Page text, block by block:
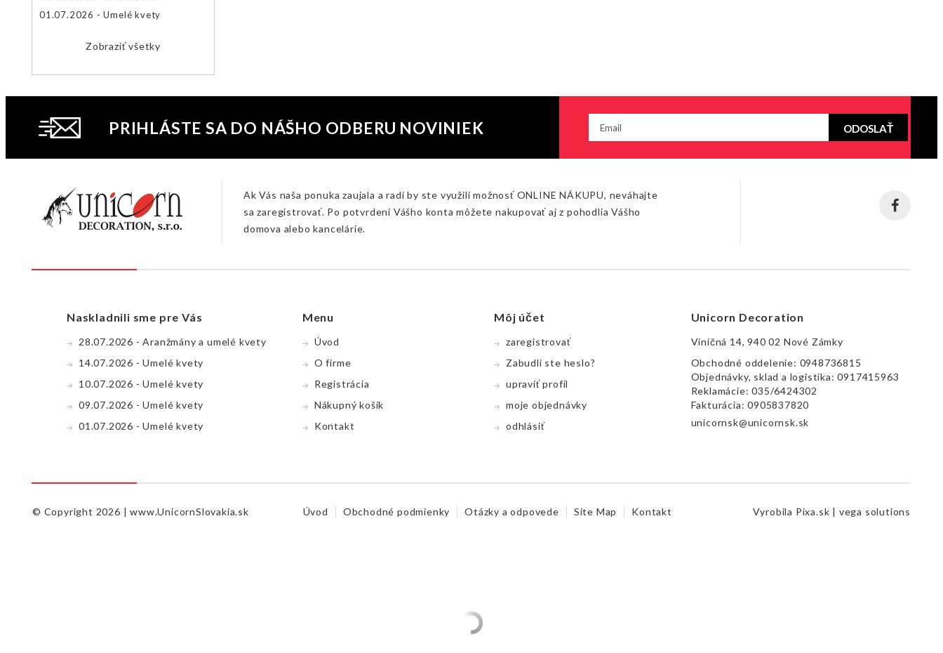
01.07.2026 - Umelé kvety
Zobraziť všetky
PRIHLÁSTE SA DO NÁŠHO ODBERU NOVINIEK ODOSLAŤ
Ak Vás naša ponuka zaujala a radi by ste využili možnosť ONLINE NÁKUPU, neváhajte
sa zaregistrovať. Po potvrdení Vášho konta môžete nakupovať aj z pohodlia Vášho
domova alebo kancelárie.
Naskladnili sme pre Vás
28.07.2026 - Aranžmány a umelé kvety
14.07.2026 - Umelé kvety
10.07.2026 - Umelé kvety
09.07.2026 - Umelé kvety
01.07.2026 - Umelé kvety
Menu
Úvod
O firme
Registrácia
Nákupný koší­k
Kontakt
Môj účet
zaregistrovať
Zabudli ste heslo?
upraviť profil
moje objednávky
odhlásiť
Unicorn Decoration
Viničná 14, 940 02 Nové Zámky
Obchodné oddelenie: 0948736815
Objednávky, sklad a logistika:0917415963
Reklamácie:035/6424302
Fakturácia:0905837820
unicornsk@unicornsk.sk
© Copyright 2026 |www.UnicornSlovakia.sk Úvod Obchodné podmienky Otázky a odpovede Site Map Kontakt Vyrobila Pixa.sk | vega solutions